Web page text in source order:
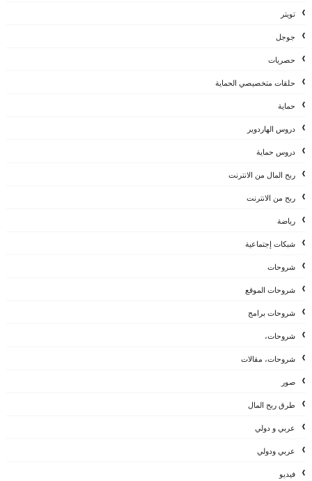
تويتر
جوجل
حصريات
حلقات متخصيصي الحماية
حماية
دروس الهاردوير
دروس حماية
ربح المال من الانترنت
ربح من الانترنت
رياضة
شبكات إجتماعية
شروحات
شروحات الموقع
شروحات برامج
شروحات،
شروحات، مقالات
صور
طرق ربح المال
عربي و دولي
عربي ودولي
فيديو